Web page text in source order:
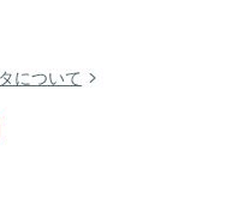
について